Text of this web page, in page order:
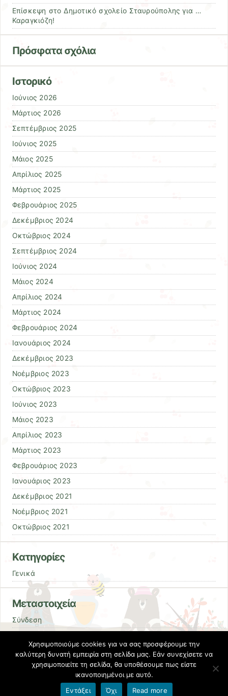
Επίσκεψη στο Δημοτικό σχολείο Σταυρούπολης για …
Καραγκιόζη!
Πρόσφατα σχόλια
Ιστορικό
Ιούνιος 2026
Μάρτιος 2026
Σεπτέμβριος 2025
Ιούνιος 2025
Μάιος 2025
Απρίλιος 2025
Μάρτιος 2025
Φεβρουάριος 2025
Δεκέμβριος 2024
Οκτώβριος 2024
Σεπτέμβριος 2024
Ιούνιος 2024
Μάιος 2024
Απρίλιος 2024
Μάρτιος 2024
Φεβρουάριος 2024
Ιανουάριος 2024
Δεκέμβριος 2023
Νοέμβριος 2023
Οκτώβριος 2023
Ιούνιος 2023
Μάιος 2023
Απρίλιος 2023
Μάρτιος 2023
Φεβρουάριος 2023
Ιανουάριος 2023
Δεκέμβριος 2021
Νοέμβριος 2021
Οκτώβριος 2021
Kατηγορίες
Γενικά
Μεταστοιχεία
Σύνδεση
Comments
Εκπαιδευτικές Κοινότητες & Ιστολόγια ΠΣΔ
Χρησιμοποιούμε cookies για να σας προσφέρουμε την
καλύτερη δυνατή εμπειρία στη σελίδα μας. Εάν συνεχίσετε να
χρησιμοποιείτε τη σελίδα, θα υποθέσουμε πως είστε
ικανοποιημένοι με αυτό.
Εντάξει
Όχι Read more